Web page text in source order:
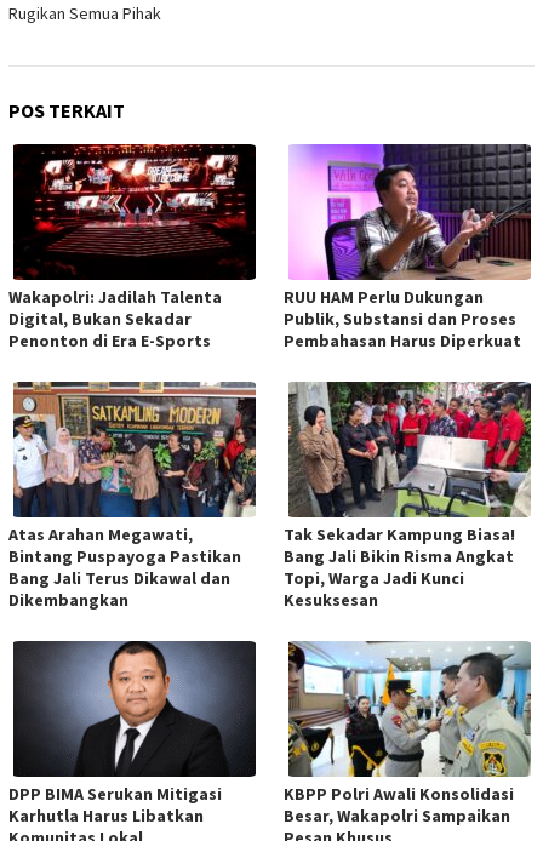
Rugikan Semua Pihak
POS TERKAIT
Wakapolri: Jadilah Talenta
Digital, Bukan Sekadar
Penonton di Era E-Sports
RUU HAM Perlu Dukungan
Publik, Substansi dan Proses
Pembahasan Harus Diperkuat
Atas Arahan Megawati,
Bintang Puspayoga Pastikan
Bang Jali Terus Dikawal dan
Dikembangkan
Tak Sekadar Kampung Biasa!
Bang Jali Bikin Risma Angkat
Topi, Warga Jadi Kunci
Kesuksesan
DPP BIMA Serukan Mitigasi
Karhutla Harus Libatkan
KBPP Polri Awali Konsolidasi
Besar, Wakapolri Sampaikan